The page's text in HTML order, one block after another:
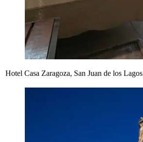
Hotel Casa Zaragoza, San Juan de los Lagos